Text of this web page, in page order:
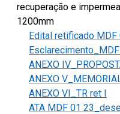
recuperação e
1200mm
Edital retificado MDF
ANEXO
ANEXO
ANEXO VI_TR ret I
ATA MDF 01